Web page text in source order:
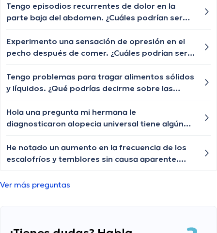
vuelve aparecer, qué especialista nos puede
ayudar?
Tengo episodios recurrentes de dolor en la
parte baja del abdomen. ¿Cuáles podrían ser
cuándo debería buscar atención médica?
Experimento una sensación de opresión en el
pecho después de comer. ¿Cuáles podrían ser
opresión y cuándo debería buscar atención
médica?
Tengo problemas para tragar alimentos sólidos
y líquidos. ¿Qué podrías decirme sobre las
buscar ayuda médica?
Hola una pregunta mi hermana le
diagnosticaron alopecia universal tiene algún
las cejas y pestañas , aunque ya le están
creciendo de a poquito pero lento y chiquititos
pestañas igual algún tratamiento q le ayude a
He notado un aumento en la frecuencia de los
escalofríos y temblores sin causa aparente.
escalofríos y cuándo debería preocuparme?
Ver más preguntas